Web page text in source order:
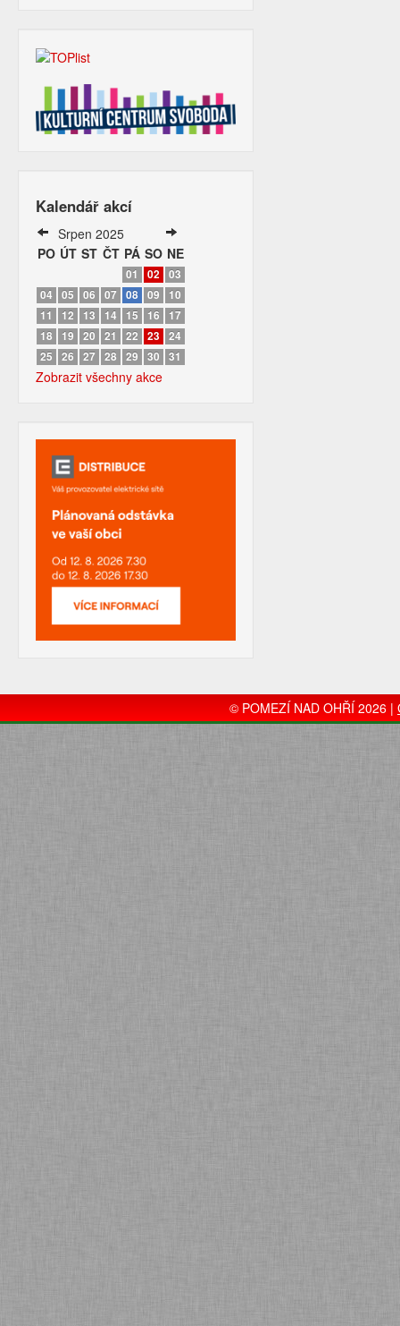
Kalendář akcí
Srpen 2025
PO ÚT ST ČT PÁ SO NE
01 02
03
04
05 06 07 08 09
10
11
12 13 14 15 16
17
18
19 20 21 22 23
24
25
26 27 28 29 30 31
Zobrazit všechny akce
© POMEZÍ NAD OHŘÍ 2026 |